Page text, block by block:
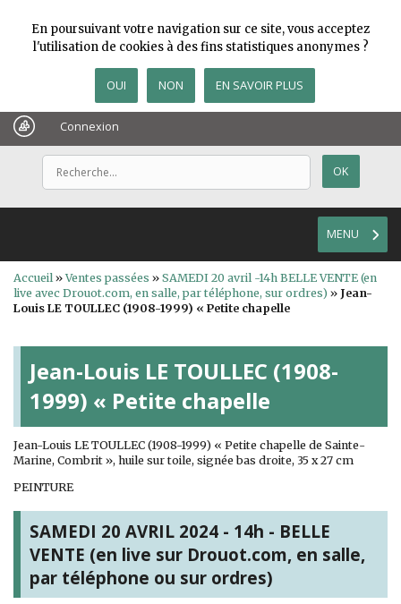
Connexion
MENU
Accueil»Ventes passées » SAMEDI 20 avril -14h BELLE VENTE (en
live avec Drouot.com, en salle, par téléphone, sur ordres) » Jean-
Louis LE TOULLEC (1908-1999) « Petite chapelle
Jean-Louis LE TOULLEC (1908-
1999) « Petite chapelle
Jean-Louis LE TOULLEC (1908-1999) « Petite chapelle de Sainte-
Marine, Combrit », huile sur toile, signée bas droite, 35 x 27 cm
PEINTURE
SAMEDI 20 AVRIL 2024 - 14h - BELLE
VENTE (en live sur Drouot.com, en salle,
par téléphone ou sur ordres)
En poursuivant votre navigation sur ce site, vous acceptez
l'utilisation de cookies à des fins statistiques anonymes ?
OUI NON EN SAVOIR PLUS